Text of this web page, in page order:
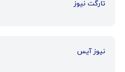
تارگت نیوز
نیوز آیس